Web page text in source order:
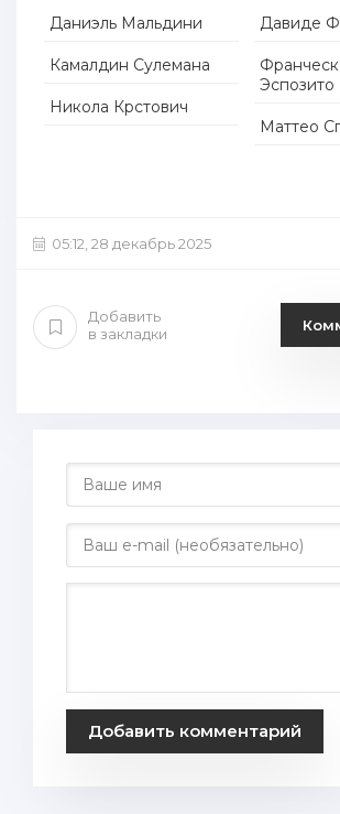
Даниэль Мальдини
Камалдин Сулемана
Никола Крстович
Давиде
Эспозито
Маттео
05:12, 28 декабрь 2025
Добавить
в закладки
Добавить комментарий